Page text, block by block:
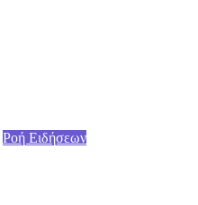
Ροή Ειδήσεων